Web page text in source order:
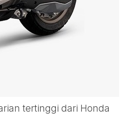
tertinggi dari Honda